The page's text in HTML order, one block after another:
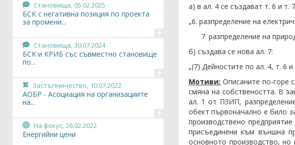
а) в ал. 4 се създават т. 6 и т.
„6. разпределение на
разпределение на
б) създава се нова ал. 7:
„(7) Дейностите по ал. 4, т. 6
Мотиви: Описаните по-горе
смяна на собствеността. В
ал. 1 от ПЗИП,
обект първоначално е било
производствено
присъединени към външна
основното производство, но
Становища, 05.02.2025
БСК с негативна позиция по проекта
за промени...
+
Становища, 30.07.2024
БСК и КРИБ със съвместно становище
по...
+
Застъпничество, 10.07.2022
АОБР - Асоциация на организациите
на...
+
На фокус, 26.02.2022
Енергийни цени